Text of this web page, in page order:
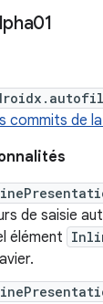
commits de
de saisie
élément